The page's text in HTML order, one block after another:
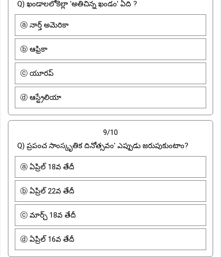
Q) ఖండాలలోకెల్లా 'అతిచిన్న ఖండం' ఏది ?
ⓐ నార్త్ అమెరికా
ⓑ ఆఫ్రికా
ⓒ యూరప్
ⓓ ఆస్ట్రేలియా
9/10
Q) ప్రపంచ సాంస్కృతిక దినోత్సవం' ఎప్పుడు జరుపుకుంటాం?
ⓐ ఏప్రిల్ 18వ తేదీ
ⓑ ఏప్రిల్ 22వ తేదీ
ⓒ మార్చ్ 18వ తేదీ
ⓓ ఏప్రిల్ 16వ తేదీ